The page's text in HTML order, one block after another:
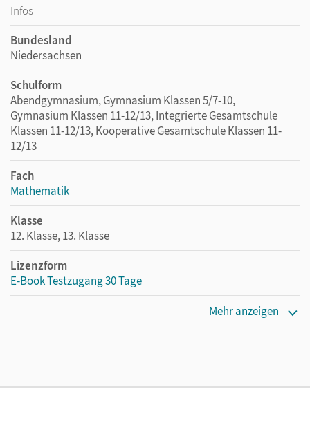
Infos
Bundesland
Niedersachsen
Schulform
Abendgymnasium, Gymnasium Klassen 5/7-10,
Gymnasium Klassen 11-12/13, Integrierte Gesamtschule
Klassen 11-12/13, Kooperative Gesamtschule Klassen 11-
12/13
Fach
Mathematik
Klasse
12. Klasse, 13. Klasse
Lizenzform
E-Book Testzugang 30 Tage
Mehr anzeigen